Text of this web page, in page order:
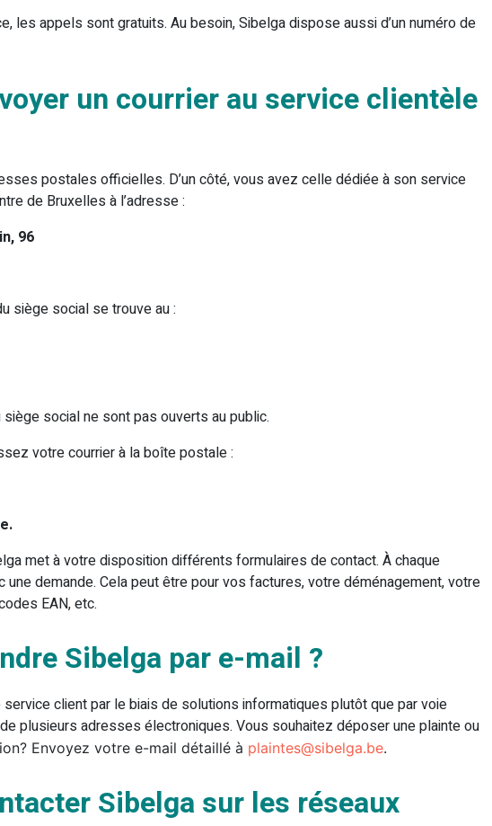
les appels sont gratuits. Au besoin, Sibelga dispose aussi d’un numéro de
un courrier au service clientèle
postales officielles. D’un côté, vous avez celle dédiée à son service
de Bruxelles à l’adresse :
96
siège social se trouve au :
social ne sont pas ouverts au public.
votre courrier à la boîte postale :
met à votre disposition différents formulaires de contact. À chaque
demande. Cela peut être pour vos factures, votre déménagement, votre
EAN, etc.
Sibelga par e-mail ?
client par le biais de solutions informatiques plutôt que par voie
plusieurs adresses électroniques. Vous souhaitez déposer une plainte ou
? Envoyez votre e-mail détaillé à plaintes@sibelga.be.
Sibelga sur les réseaux